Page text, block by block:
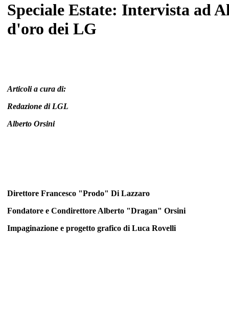
Speciale Estate: Intervista ad
d'oro dei LG
Articoli a cura di:
Redazione di LGL
Alberto Orsini
Direttore Francesco "Prodo" Di Lazzaro
Fondatore e Condirettore Alberto "Dragan" Orsini
Impaginazione e progetto grafico di Luca Rovelli